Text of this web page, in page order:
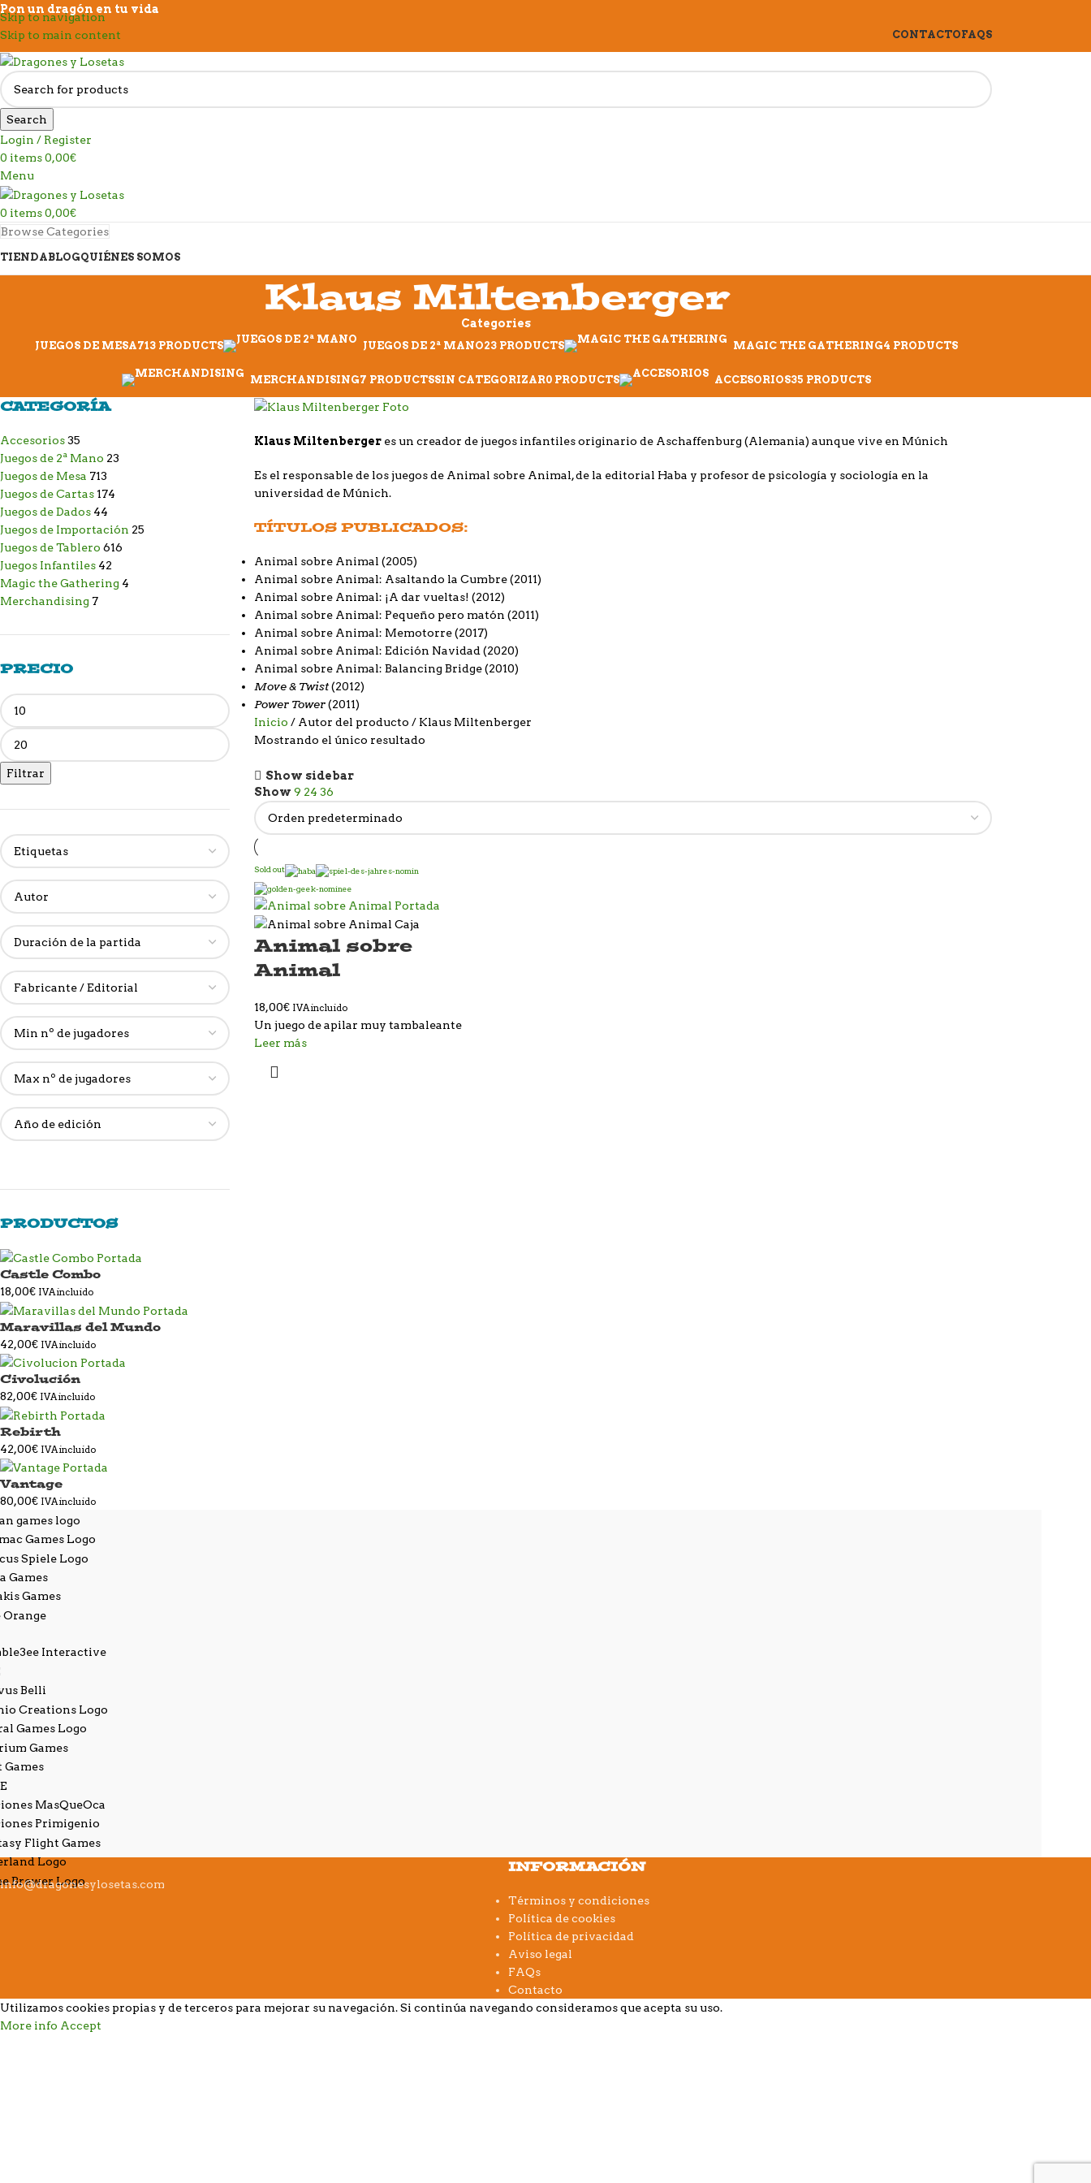
Skip to navigation
Skip to main content
Pon un dragón en tu vida
CONTACTOFAQS
Search
Login / Register
0 items0,00€
Menu
0 items0,00€
Browse Categories
TIENDABLOGQUIÉNES SOMOS
Klaus Miltenberger
Categories
JUEGOS DE MESA713 PRODUCTS JUEGOS DE 2ª MANO23 PRODUCTS MAGIC THE GATHERING4 PRODUCTS
MERCHANDISING7 PRODUCTSSIN CATEGORIZAR0 PRODUCTS ACCESORIOS35 PRODUCTS
CATEGORÍA
Accesorios35
Juegos de 2ª Mano 23
Juegos de Mesa 713
Juegos de Cartas 174
Juegos de Dados 44
Juegos de Importación 25
Juegos de Tablero 616
Juegos Infantiles 42
Magic the Gathering 4
Merchandising 7
PRECIO
Filtrar
PRODUCTOS
Castle Combo
18,00€ IVA incluido
Maravillas del Mundo
42,00€ IVA incluido
Civolución
82,00€ IVA incluido
Rebirth
42,00€ IVA incluido
Vantage
80,00€ IVA incluido
Klaus Miltenberger es un creador de juegos infantiles originario de Aschaffenburg (Alemania) aunque vive en Múnich
Es el responsable de los juegos de Animal sobre Animal, de la editorial Haba y profesor de psicología y sociología en la
universidad de Múnich.
TÍTULOS PUBLICADOS:
Animal sobre Animal (2005)
Animal sobre Animal: Asaltando la Cumbre(2011)
Animal sobre Animal: ¡A dar vueltas! (2012)
Animal sobre Animal: Pequeño pero matón (2011)
Animal sobre Animal: Memotorre(2017)
Animal sobre Animal: Edición Navidad(2020)
Animal sobre Animal: Balancing Bridge(2010)
Move & Twist(2012)
Power Tower(2011)
Inicio
Autor del producto
Klaus Miltenberger
Mostrando el único resultado
Show sidebar
Show 9 24 36
Sold out
Animal sobre
Animal
18,00€ IVA incluido
Un juego de apilar muy tambaleante
Leer más
info@dragonesylosetas.com
INFORMACIÓN
Términos y condiciones
Política de cookies
Política de privacidad
Aviso legal
FAQs
Contacto
Utilizamos cookies propias y de terceros para mejorar su navegación. Si continúa navegando consideramos que acepta su uso.
More info Accept